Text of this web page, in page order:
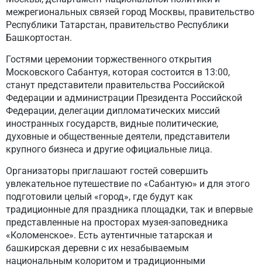
межрегиональных связей город Москвы, правительство
Республики Татарстан, правительство Республики
Башкортостан.
Гостями церемонии торжественного открытия
Московского Сабантуя, которая состоится в 13:00,
станут представители правительства Российской
Федерации и администрации Президента Российской
Федерации, делегации дипломатических миссий
иностранных государств, видные политические,
духовные и общественные деятели, представители
крупного бизнеса и другие официальные лица.
Организаторы приглашают гостей совершить
увлекательное путешествие по «Сабантую» и для этого
подготовили целый «город», где будут как
традиционные для праздника площадки, так и впервые
представленные на просторах музея-заповедника
«Коломенское». Есть аутентичные татарская и
башкирская деревни с их незабываемым
национальным колоритом и традиционными